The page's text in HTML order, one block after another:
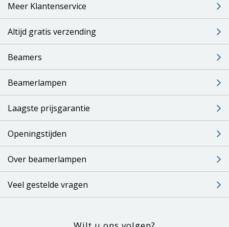
Meer Klantenservice
Altijd gratis verzending
Beamers
Beamerlampen
Laagste prijsgarantie
Openingstijden
Over beamerlampen
Veel gestelde vragen